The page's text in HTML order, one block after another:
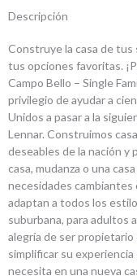
Descripción
Construye la casa de
tus opciones favoritas.
Campo Bello – Single
privilegio de ayudar a
Unidos a pasar a la
Lennar. Construimos
deseables de la nación y
casa, mudanza o una
necesidades cambiantes
adaptan a todos los
suburbana, para adultos
alegría de ser propietario
simplificar su
necesita en una nueva